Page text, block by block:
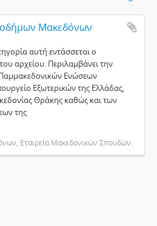
Μακεδόνων
αυτή εντάσσεται ο
αρχείου. Περιλαμβάνει την
Ενώσεων
Εξωτερικών της Ελλάδας,
Θράκης καθώς και των
της
Εταιρεία Μακεδονικών Σπουδών.